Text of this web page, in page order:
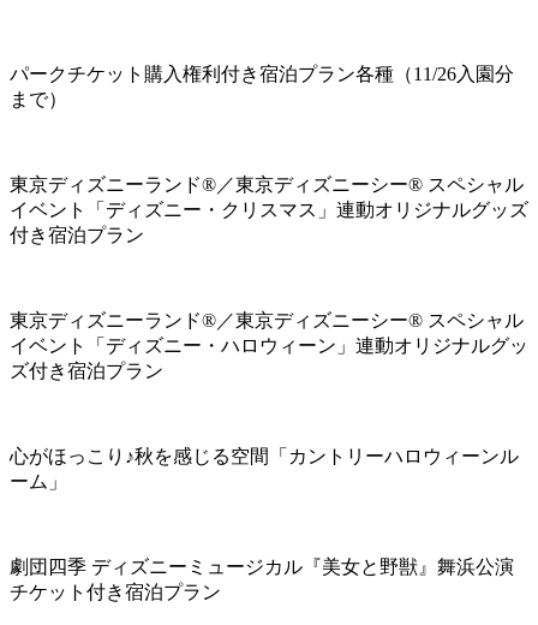
パークチケット購入権利付き宿泊プラン各種（11/26入園分
まで）
東京ディズニーランド®／東京ディズニーシー® スペシャル
イベント「ディズニー・クリスマス」連動オリジナルグッズ
付き宿泊プラン
東京ディズニーランド®／東京ディズニーシー® スペシャル
イベント「ディズニー・ハロウィーン」連動オリジナルグッ
ズ付き宿泊プラン
心がほっこり♪秋を感じる空間「カントリーハロウィーンル
ーム」
劇団四季 ディズニーミュージカル『美女と野獣』舞浜公演
チケット付き宿泊プラン